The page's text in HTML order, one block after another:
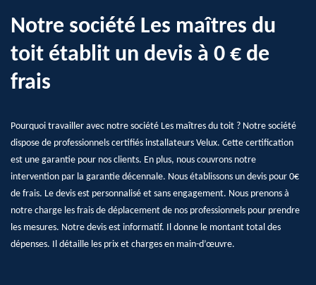
Notre société Les maîtres du
toit établit un devis à 0 € de
frais
Pourquoi travailler avec notre société Les maîtres du toit ? Notre société
dispose de professionnels certifiés installateurs Velux. Cette certification
est une garantie pour nos clients. En plus, nous couvrons notre
intervention par la garantie décennale. Nous établissons un devis pour 0€
de frais. Le devis est personnalisé et sans engagement. Nous prenons à
notre charge les frais de déplacement de nos professionnels pour prendre
les mesures. Notre devis est informatif. Il donne le montant total des
dépenses. Il détaille les prix et charges en main-d’œuvre.